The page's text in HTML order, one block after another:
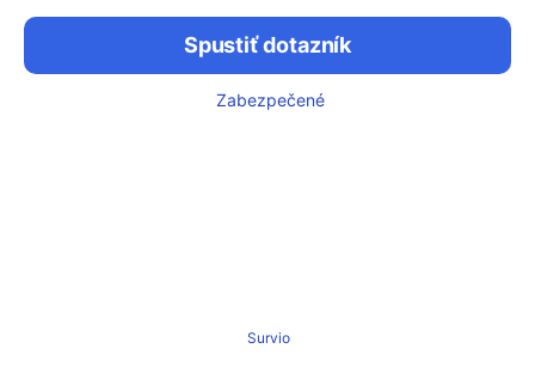
Spustiť dotazník
Zabezpečené
Survio